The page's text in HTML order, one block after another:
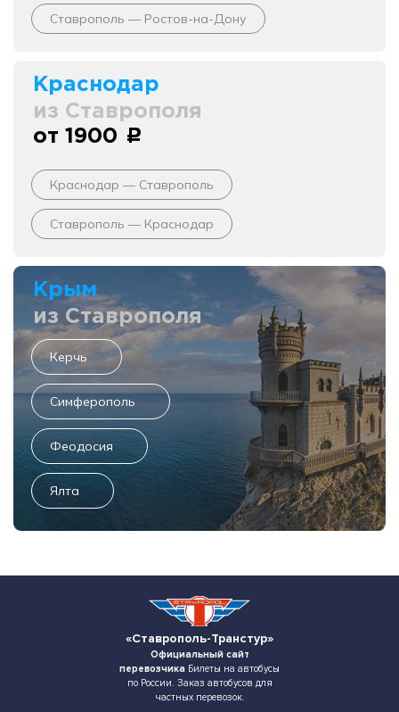
Ставрополь — Ростов-на-Дону
Краснодар
из Ставрополя
от 1900 c
Краснодар — Ставрополь
Ставрополь — Краснодар
Крым
из Ставрополя
Керчь
Симферополь
Феодосия
Ялта
«Ставрополь-Транстур»
Официальный сайт
перевозчика Билеты на автобусы
по России. Заказ автобусов для
частных перевозок.